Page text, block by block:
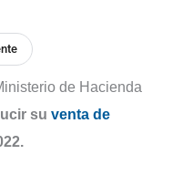
de Hacienda
su venta de